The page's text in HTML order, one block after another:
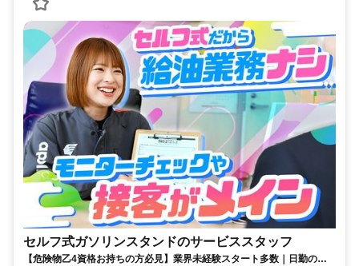
セルフ式ガソリンスタンドのサービススタッフ
【危険物乙4資格お持ちの方必見】業界未経験スタート多数｜日勤のみ